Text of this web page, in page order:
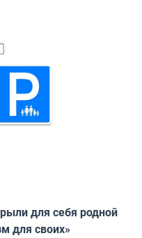
для себя родной
для своих»